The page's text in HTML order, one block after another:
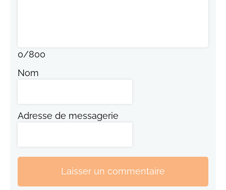
0/800
Nom
Adresse de messagerie
Laisser un commentaire